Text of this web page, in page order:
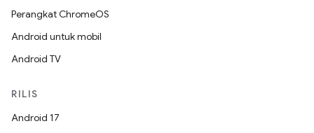
Perangkat ChromeOS
Android untuk mobil
Android TV
RILIS
Android 17